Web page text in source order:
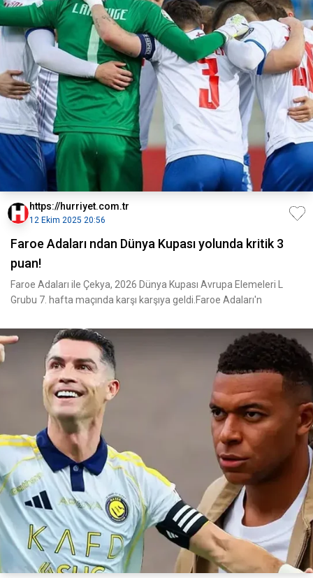
https://hurriyet.com.tr
12 Ekim 2025 20:56
Faroe Adaları ndan Dünya Kupası yolunda kritik 3
puan!
Faroe Adaları ile Çekya, 2026 Dünya Kupası Avrupa Elemeleri L
Grubu 7. hafta maçında karşı karşıya geldi.Faroe Adaları'n